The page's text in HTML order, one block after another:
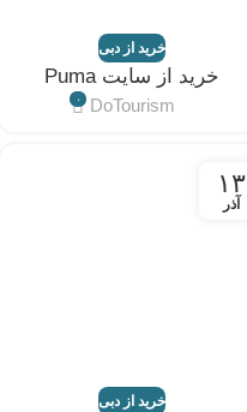
خرید از دبی
خرید از سایت Puma
DoTourism ۰
۱۳
آذر
خرید از دبی